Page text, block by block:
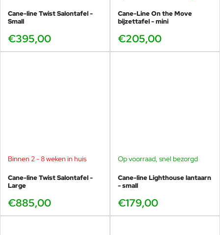
Cane-line Twist Salontafel -
Small
€395,00
Cane-Line On the Move
bijzettafel - mini
€205,00
Binnen 2 - 8 weken in huis
Cane-line Twist Salontafel -
Large
€885,00
Op voorraad, snel bezorgd
Cane-line Lighthouse lantaarn
- small
€179,00